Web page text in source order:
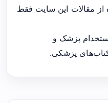
از مقالات این سایت فقط
پزشک و